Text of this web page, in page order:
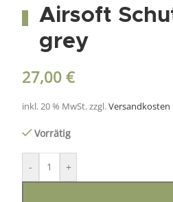
Airsoft
grey
27,00 €
inkl. 20 % MwSt.zzgl.Versandkosten
Vorrätig
- +